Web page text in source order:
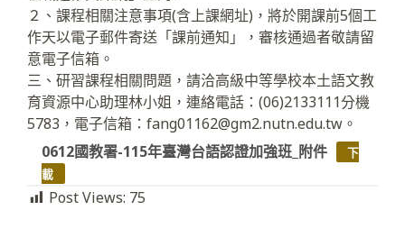
２、課程相關注意事項(含上課網址)，將於開課前5個工
作天以電子郵件寄送「課前通知」，審核通過者敬請留
意電子信箱。
三、研習課程相關問題，請洽高級中等學校本土語文教
育資源中心助理林小姐，連絡電話：(06)2133111分機
5783，電子信箱：fang01162@gm2.nutn.edu.tw。
0612國教署-115年臺灣台語認證加強班_附件
下
載
Post Views: 75